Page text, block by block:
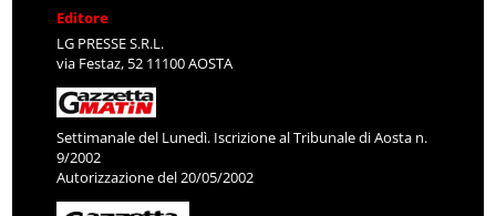
Editore
LG PRESSE S.R.L.
via Festaz, 52 11100 AOSTA
Settimanale del Lunedì. Iscrizione al Tribunale di Aosta n.
9/2002
Autorizzazione del 20/05/2002